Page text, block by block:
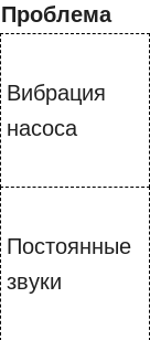
Проблема
Вибрация
насоса
Постоянные
звуки